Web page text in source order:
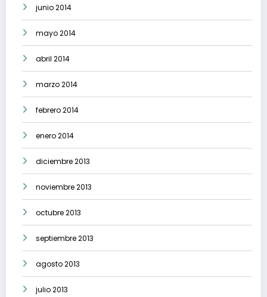
junio 2014
mayo 2014
abril 2014
marzo 2014
febrero 2014
enero 2014
diciembre 2013
noviembre 2013
octubre 2013
septiembre 2013
agosto 2013
julio 2013